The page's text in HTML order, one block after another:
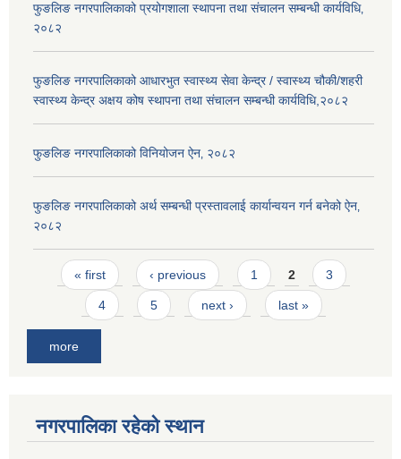
फुङलिङ नगरपालिकाको प्रयोगशाला स्थापना तथा संचालन सम्बन्धी कार्यविधि‚
२०८२
फुङलिङ नगरपालिकाको आधारभुत स्वास्थ्य सेवा केन्द्र / स्वास्थ्य चौकी/शहरी
स्वास्थ्य केन्द्र अक्षय कोष स्थापना तथा संचालन सम्बन्धी कार्यविधि,२०८२
फुङलिङ नगरपालिकाको विनियोजन ऐन‚ २०८२
फुङलिङ नगरपालिकाको अर्थ सम्बन्धी प्रस्तावलाई कार्यान्वयन गर्न बनेको ऐन‚
२०८२
Pages
« first ‹ previous 1 2 3
4 5 next › last »
more
नगरपालिका रहेको स्थान